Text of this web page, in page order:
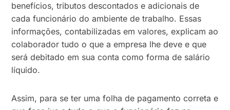
benefícios, tributos descontados e adicionais de
cada funcionário do ambiente de trabalho. Essas
informações, contabilizadas em valores, explicam ao
colaborador tudo o que a empresa lhe deve e que
será debitado em sua conta como forma de salário
líquido.
Assim, para se ter uma folha de pagamento correta e